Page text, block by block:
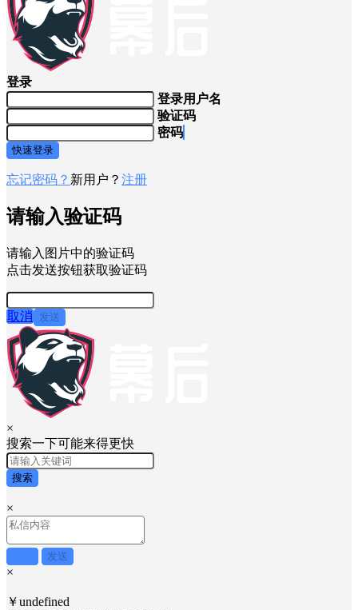
登录
登录用户名
验证码
密码
快速登录
忘记密码？ 新用户？ 注册
请输入验证码
请输入图片中的验证码
点击发送按钮获取验证码
取消 发送
×
搜索一下可能来得更快
搜索
×
发送
×
￥undefined